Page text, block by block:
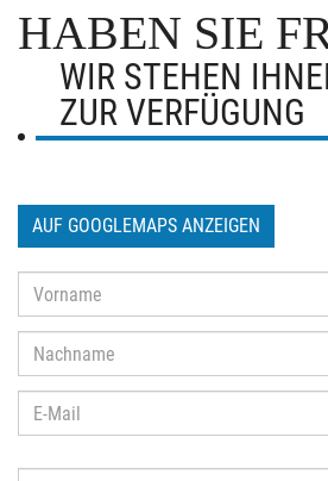
HABEN SIE
WIR STEHEN
ZUR VERFÜGUNG
AUF GOOGLEMAPS ANZEIGEN